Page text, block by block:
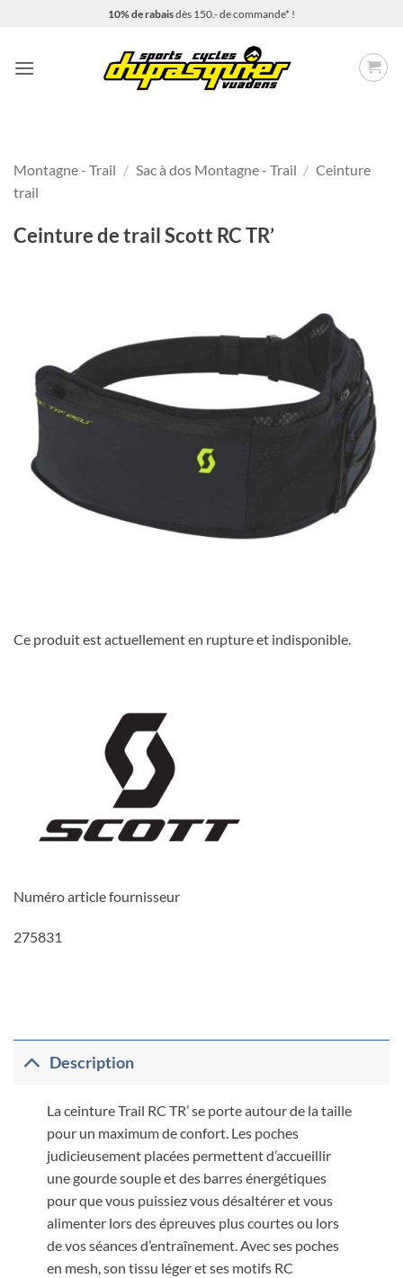
10% de rabaisdès 150.- de commande* !
Montagne - Trail / Sac à dos Montagne - Trail / Ceinture
trail
Ceinture de trail Scott RC TR’
Ce produit est actuellement en rupture et indisponible.
Numéro article fournisseur
275831
Description
La ceinture Trail RC TR’ se porte autour de la taille
pour un maximum de confort. Les poches
judicieusement placées permettent d’accueillir
une gourde souple et des barres énergétiques
pour que vous puissiez vous désaltérer et vous
alimenter lors des épreuves plus courtes ou lors
de vos séances d’entraînement. Avec ses poches
en mesh, son tissu léger et ses motifs RC